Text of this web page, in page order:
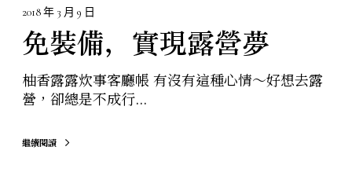
2018 年 3 月 9 日
免裝備，實現露營夢
柚香露露炊事客廳帳 有沒有這種心情～好想去露
營，卻總是不成行...
繼續閱讀